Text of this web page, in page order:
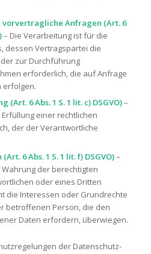
Anfragen (Art. 6
– Die Verarbeitung ist für die
dessen Vertragspartei die
zur Durchführung
erforderlich, die auf Anfrage
erfolgen.
(Art. 6 Abs. 1 S. 1 lit. c) DSGVO)–
einer rechtlichen
der der Verantwortliche
6 Abs. 1 S. 1 lit. f) DSGVO)–
der berechtigten
oder eines Dritten
die Interessen oder Grundrechte
betroffenen Person, die den
Daten erfordern, überwiegen.
der Datenschutz-